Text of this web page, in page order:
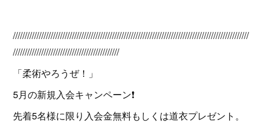
////////////////////////////////////////////////////////////////////////////////////////////////////
/////////////////////////////////////////////
「柔術やろうぜ！」
5月の新規入会キャンペーン❗
先着5名様に限り入会金無料もしくは道衣プレゼント。